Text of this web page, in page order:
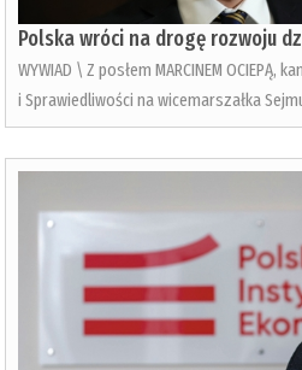
Polska wróci na drogę rozwoju
WYWIAD \ Z posłem MARCINEM OCIEPĄ,
i Sprawiedliwości na wicemarszałka